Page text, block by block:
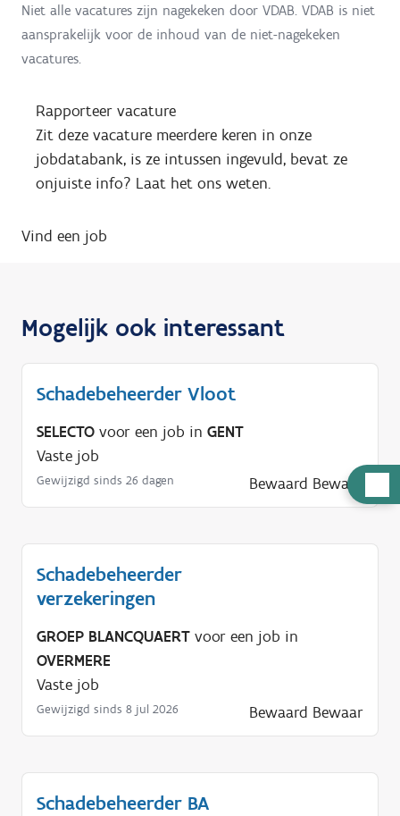
u
Niet alle vacatures zijn nagekeken door VDAB. VDAB is niet
aansprakelijk voor de inhoud van de niet-nagekeken
vacatures.
Rapporteer vacature
Zit deze vacature meerdere keren in onze
jobdatabank, is ze intussen ingevuld, bevat ze
onjuiste info? Laat het ons weten.
Vind een job
Mogelijk ook interessant
Schadebeheerder Vloot
SELECTO voor een job in GENT
Vaste job
Gewijzigd sinds 26 dagen Bewaard Bewaar
Schadebeheerder
verzekeringen
GROEP BLANCQUAERT voor een job in
OVERMERE
Vaste job
Gewijzigd sinds 8 jul 2026 Bewaard Bewaar
Schadebeheerder BA